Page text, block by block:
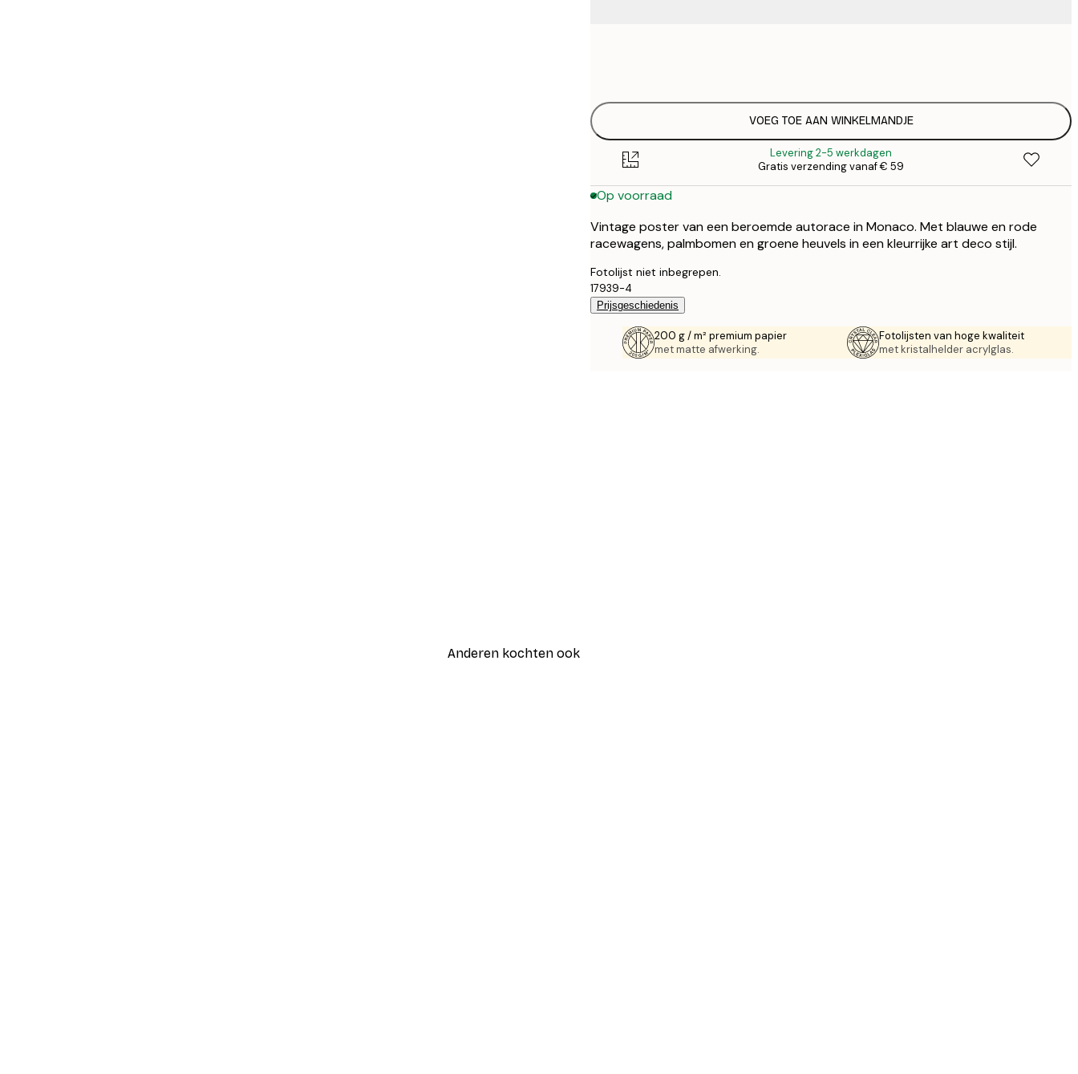
€
€
50x70 cm
VOEG TOE AAN WINKELMANDJE
Levering 2-5 werkdagen
Gratis verzending vanaf € 59
Op voorraad
Vintage poster van een beroemde autorace in Monaco. Met blauwe en rode
racewagens, palmbomen en groene heuvels in een kleurrijke art deco stijl.
Fotolijst niet inbegrepen.
17939-4
Prijsgeschiedenis
200 g / m² premium papier
met matte afwerking.
Fotolijsten van hoge kwaliteit
met kristalhelder acrylglas.
Anderen kochten ook